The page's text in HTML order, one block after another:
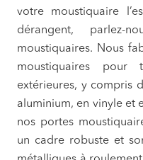
votre moustiquaire
dérangent,
moustiquaires. Nous
moustiquaires
extérieures, y compris
aluminium, en vinyle et
nos portes
un cadre robuste et